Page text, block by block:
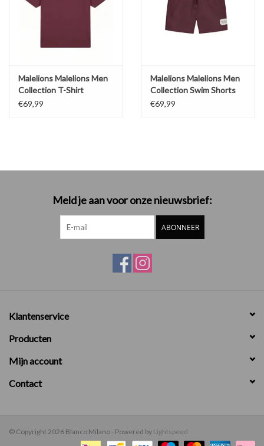
Malelions Malelions Men
Collection T-Shirt
€69,99
Malelions Malelions Men
Collection Swim Shorts
€69,99
Meld je aan voor onze nieuwsbrief:
ABONNEER
Klantenservice
Producten
Mijn account
Contact
© Copyright 2026 Blanco Milano - Powered by Lightspeed